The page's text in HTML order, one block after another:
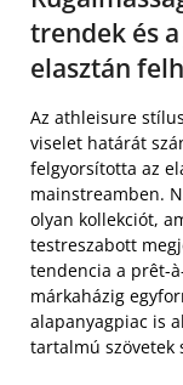
trendek és
elasztán
Az athleisure
viselet határát
felgyorsította az
mainstreamben.
olyan kollekciót,
testreszabott
tendencia a prêt-
márkaházig
alapanyagpiac is
tartalmú szövetek